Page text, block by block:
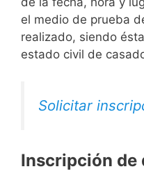
el medio de prueba
realizado, siendo
estado civil de
Solicitar
Inscripción de